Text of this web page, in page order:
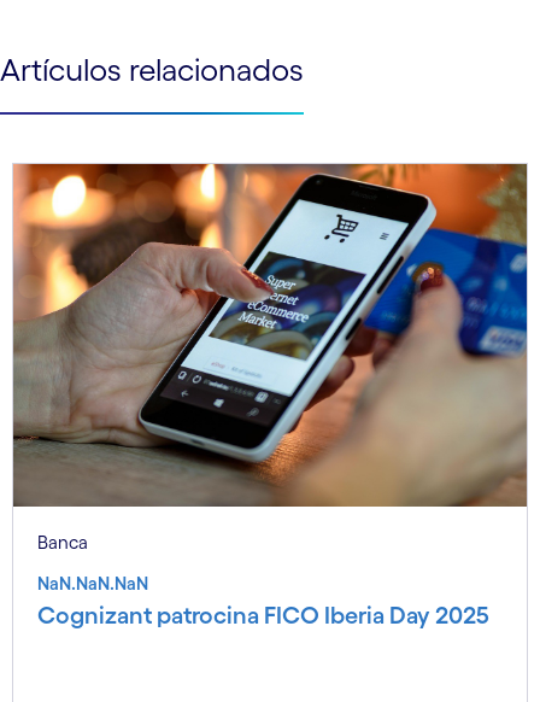
Artículos relacionados
Banca
NaN.NaN.NaN
Cognizant patrocina FICO Iberia Day 2025